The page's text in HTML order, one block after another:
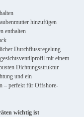
hinzufügen
enthalten
Durchflussregelung
mit einem
Dichtungsstruktur.
und ein
– perfekt für Offshore-
wichtig ist